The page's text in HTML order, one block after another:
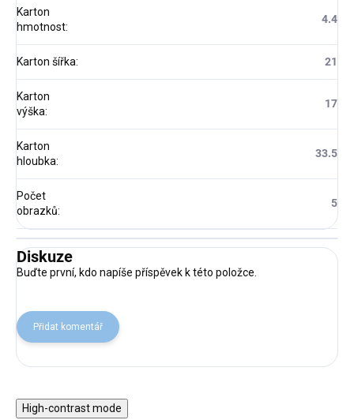
Karton
hmotnost:
4.4
Karton šířka: 21
Karton
výška:
17
Karton
hloubka:
33.5
Počet
obrazků:
5
Diskuze
Buďte první, kdo napíše příspěvek k této položce.
Přidat komentář
High-contrast mode